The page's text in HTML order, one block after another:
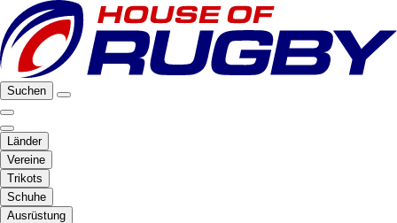
Suchen
Länder
Vereine
Trikots
Schuhe
Ausrüstung